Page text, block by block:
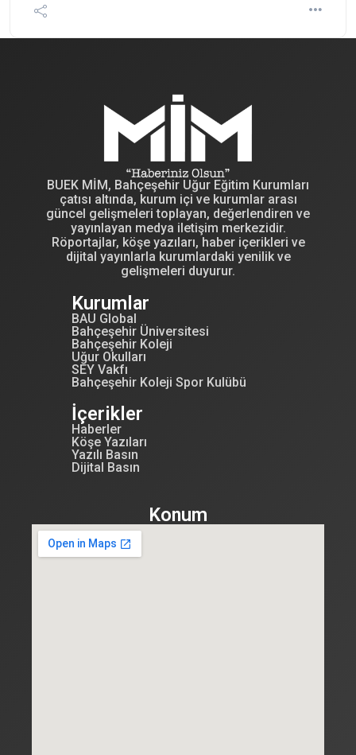
BUEK MİM, Bahçeşehir Uğur Eğitim Kurumları
çatısı altında, kurum içi ve kurumlar arası
güncel gelişmeleri toplayan, değerlendiren ve
yayınlayan medya iletişim merkezidir.
Röportajlar, köşe yazıları, haber içerikleri ve
dijital yayınlarla kurumlardaki yenilik ve
gelişmeleri duyurur.
Kurumlar
BAU Global
Bahçeşehir Üniversitesi
Bahçeşehir Koleji
Uğur Okulları
SEY Vakfı
Bahçeşehir Koleji Spor Kulübü
İçerikler
Haberler
Köşe Yazıları
Yazılı Basın
Dijital Basın
Konum